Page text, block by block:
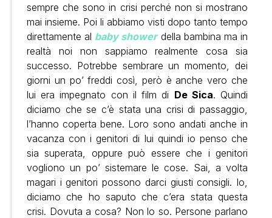
sempre che sono in crisi perché non si mostrano
mai insieme. Poi li abbiamo visti dopo tanto tempo
direttamente al baby showerdella bambina ma in
realtà noi non sappiamo realmente cosa sia
successo. Potrebbe sembrare un momento, dei
giorni un po’ freddi così, però è anche vero che
lui era impegnato con il film di De Sica. Quindi
diciamo che se c’è stata una crisi di passaggio,
l’hanno coperta bene. Loro sono andati anche in
vacanza con i genitori di lui quindi io penso che
sia superata, oppure può essere che i genitori
vogliono un po’ sistemare le cose. Sai, a volta
magari i genitori possono darci giusti consigli. Io,
diciamo che ho saputo che c’era stata questa
crisi. Dovuta a cosa? Non lo so. Persone parlano